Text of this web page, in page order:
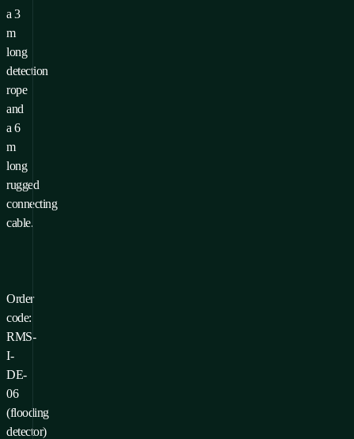
a 3
m
long
detection
rope
and
a 6
m
long
rugged
connecting
cable.
Order
code:
RMS-
I-
DE-
06
(flooding
detector)